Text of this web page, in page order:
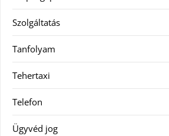
Szolgáltatás
Tanfolyam
Tehertaxi
Telefon
Ügyvéd jog